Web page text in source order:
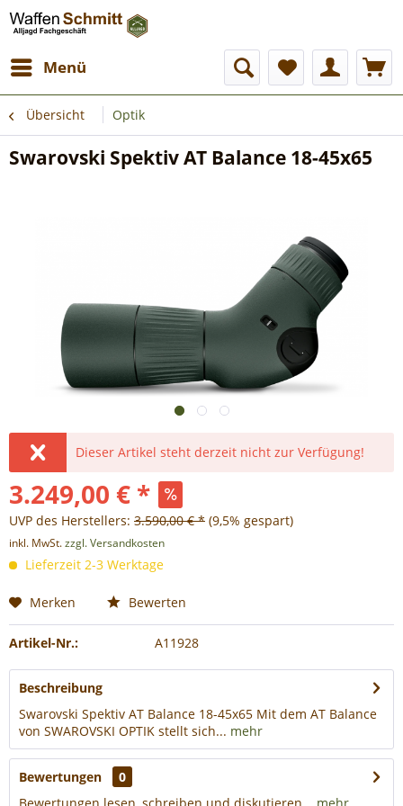
Menü
Übersicht Optik
Swarovski Spektiv AT Balance 18-45x65
Dieser Artikel steht derzeit nicht zur Verfügung!
3.249,00 € *
UVP des Herstellers: 3.590,00 € * (9,5% gespart)
inkl. MwSt.zzgl. Versandkosten
Lieferzeit 2-3 Werktage
Merken Bewerten
Artikel-Nr.: A11928
Beschreibung
Swarovski Spektiv AT Balance 18-45x65 Mit dem AT Balance
von SWAROVSKI OPTIK stellt sich... mehr
Bewertungen
0